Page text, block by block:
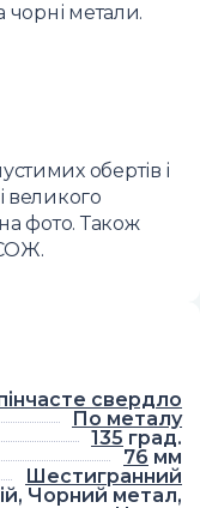
чорні метали.
обертів і
великого
фото. Також
свердло
По металу
135 град.
76 мм
Шестигранний
Чорний метал,